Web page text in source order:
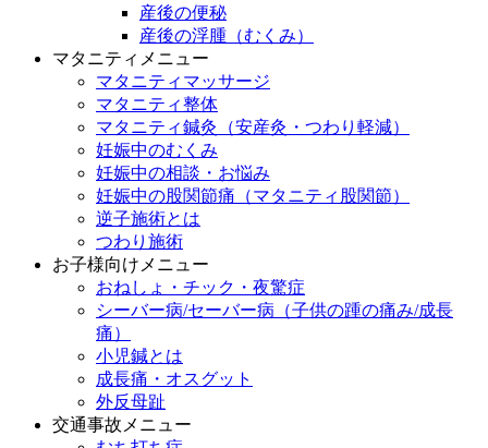
産後の便秘
産後の浮腫（むくみ）
マタニティメニュー
マタニティマッサージ
マタニティ整体
マタニティ鍼灸（安産灸・つわり軽減）
妊娠中のむくみ
妊娠中の相談・お悩み
妊娠中の股関節痛（マタニティ股関節）
逆子施術とは
つわり施術
お子様向けメニュー
おねしょ・チック・夜驚症
シーバー病/セーバー病（子供の踵の痛み/成長
痛）
小児鍼とは
成長痛・オスグット
外反母趾
交通事故メニュー